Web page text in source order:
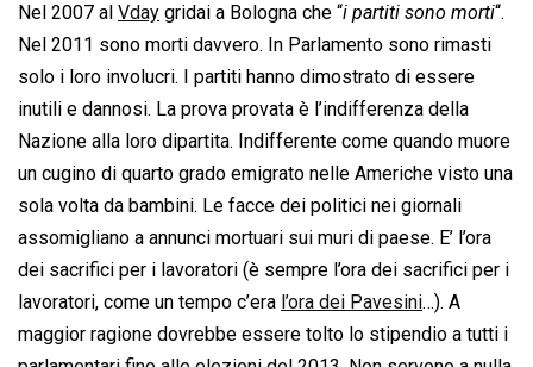
c
e
b
o
o
k
a
t
s
A
p
p
n
k
e
d
I
n
r
e
a
d
s
a
i
l
p
y
L
i
n
k
i
n
t
Nel 2007 al Vday gridai a Bologna che “i partiti sono morti“.
Nel 2011 sono morti davvero. In Parlamento sono rimasti
solo i loro involucri. I partiti hanno dimostrato di essere
inutili e dannosi. La prova provata è l’indifferenza della
Nazione alla loro dipartita. Indifferente come quando muore
un cugino di quarto grado emigrato nelle Americhe visto una
sola volta da bambini. Le facce dei politici nei giornali
assomigliano a annunci mortuari sui muri di paese. E’ l’ora
dei sacrifici per i lavoratori (è sempre l’ora dei sacrifici per i
lavoratori, come un tempo c’era l’ora dei Pavesini…). A
maggior ragione dovrebbe essere tolto lo stipendio a tutti i